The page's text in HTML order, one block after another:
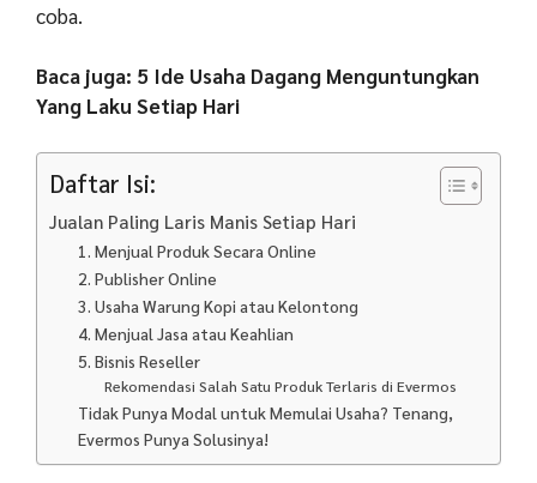
coba.
Baca juga: 5 Ide Usaha Dagang Menguntungkan
Yang Laku Setiap Hari
Daftar Isi:
Jualan Paling Laris Manis Setiap Hari
1. Menjual Produk Secara Online
2. Publisher Online
3. Usaha Warung Kopi atau Kelontong
4. Menjual Jasa atau Keahlian
5. Bisnis Reseller
Rekomendasi Salah Satu Produk Terlaris di Evermos
Tidak Punya Modal untuk Memulai Usaha? Tenang,
Evermos Punya Solusinya!